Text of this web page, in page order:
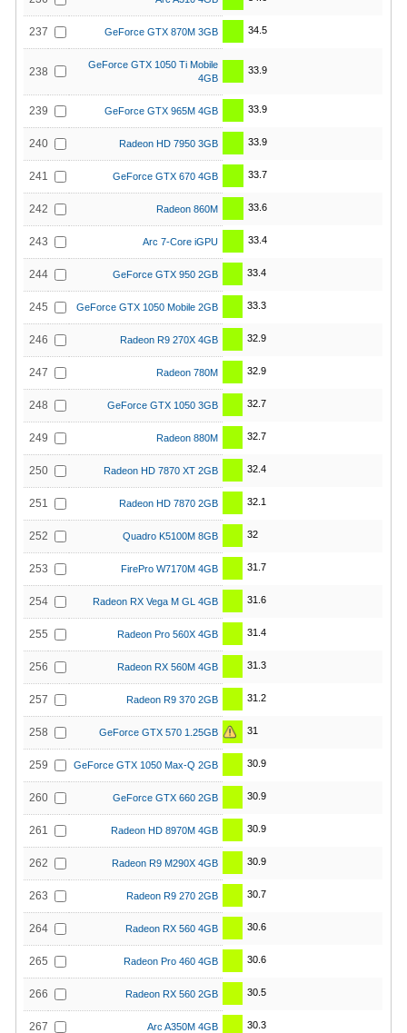
237 GeForce GTX 870M 3GB 34.5
238
GeForce GTX 1050 Ti Mobile
4GB
33.9
239 GeForce GTX 965M 4GB 33.9
240 Radeon HD 7950 3GB 33.9
241 GeForce GTX 670 4GB 33.7
242 Radeon 860M 33.6
243 Arc 7-Core iGPU 33.4
244 GeForce GTX 950 2GB 33.4
245 GeForce GTX 1050 Mobile 2GB 33.3
246 Radeon R9 270X 4GB 32.9
247 Radeon 780M 32.9
248 GeForce GTX 1050 3GB 32.7
249 Radeon 880M 32.7
250 Radeon HD 7870 XT 2GB 32.4
251 Radeon HD 7870 2GB 32.1
252 Quadro K5100M 8GB 32
253 FirePro W7170M 4GB 31.7
254 Radeon RX Vega M GL 4GB 31.6
255 Radeon Pro 560X 4GB 31.4
256 Radeon RX 560M 4GB 31.3
257 Radeon R9 370 2GB 31.2
258 GeForce GTX 570 1.25GB 31
259 GeForce GTX 1050 Max-Q 2GB 30.9
260 GeForce GTX 660 2GB 30.9
261 Radeon HD 8970M 4GB 30.9
262 Radeon R9 M290X 4GB 30.9
263 Radeon R9 270 2GB 30.7
264 Radeon RX 560 4GB 30.6
265 Radeon Pro 460 4GB 30.6
266 Radeon RX 560 2GB 30.5
267 Arc A350M 4GB 30.3